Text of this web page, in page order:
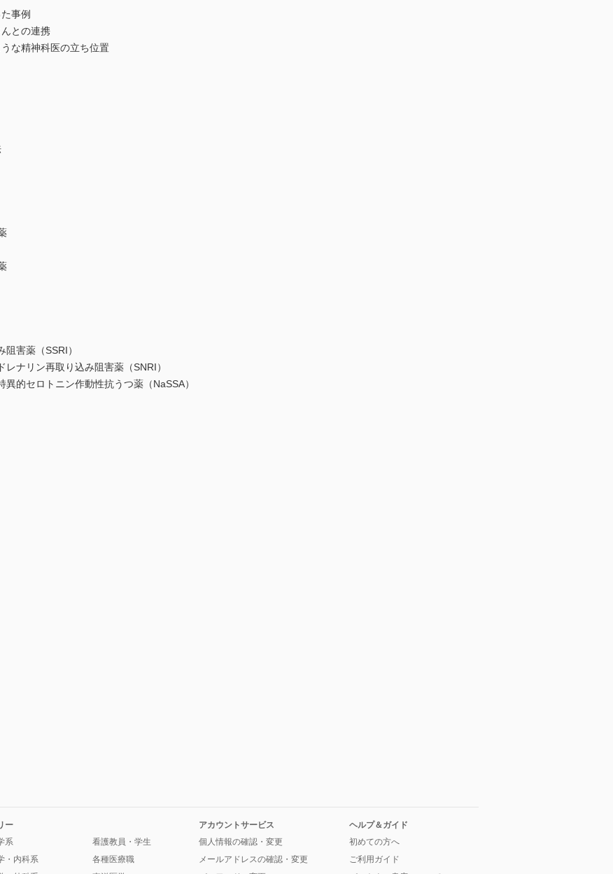
事例
との連携
な精神科医の立ち位置
害薬（SSRI）
リン再取り込み阻害薬（SNRI）
セロトニン作動性抗うつ薬（NaSSA）
ー
系
・内科系
看護教員・学生
各種医療職
アカウントサービス
個人情報の確認・変更
メールアドレスの確認・変更
ヘルプ＆ガイド
初めての方へ
ご利用ガイド